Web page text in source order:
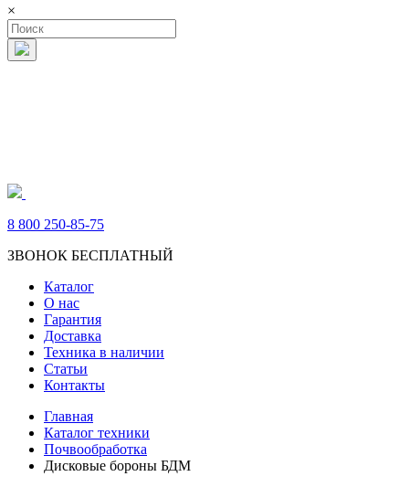
×
8 800 250-85-75
ЗВОНОК БЕСПЛАТНЫЙ
Каталог
О нас
Гарантия
Доставка
Техника в наличии
Статьи
Контакты
Главная
Каталог техники
Почвообработка
Дисковые бороны БДМ